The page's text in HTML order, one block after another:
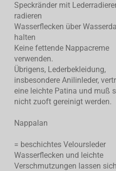
Speckränder mit
radieren
Wasserflecken über
halten
Keine fettende Nappacreme
verwenden.
Übrigens, Lederbekleidung,
insbesondere Anilinleder,
eine leichte Patina und muß
nicht zuoft gereinigt werden.
Nappalan
= beschichtes Veloursleder
Wasserflecken und leichte
Verschmutzungen lassen